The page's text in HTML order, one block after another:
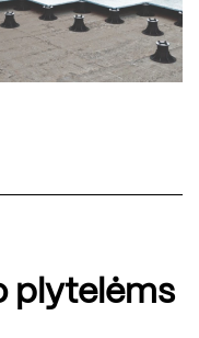
plytelėms